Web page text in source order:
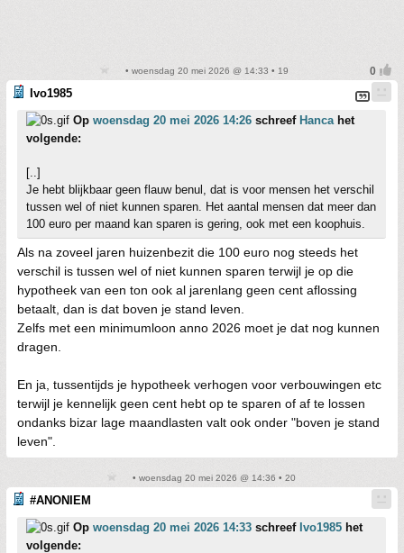
• woensdag 20 mei 2026 @ 14:33 • 19
Ivo1985
Op woensdag 20 mei 2026 14:26 schreef Hanca het
volgende:
[..]
Je hebt blijkbaar geen flauw benul, dat is voor mensen het verschil
tussen wel of niet kunnen sparen. Het aantal mensen dat meer dan
100 euro per maand kan sparen is gering, ook met een koophuis.
Als na zoveel jaren huizenbezit die 100 euro nog steeds het
verschil is tussen wel of niet kunnen sparen terwijl je op die
hypotheek van een ton ook al jarenlang geen cent aflossing
betaalt, dan is dat boven je stand leven.
Zelfs met een minimumloon anno 2026 moet je dat nog kunnen
dragen.
En ja, tussentijds je hypotheek verhogen voor verbouwingen etc
terwijl je kennelijk geen cent hebt op te sparen of af te lossen
ondanks bizar lage maandlasten valt ook onder "boven je stand
leven".
• woensdag 20 mei 2026 @ 14:36 • 20
#ANONIEM
Op woensdag 20 mei 2026 14:33 schreef Ivo1985 het
volgende: